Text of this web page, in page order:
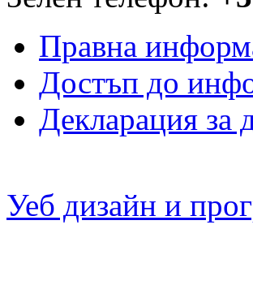
Правна
Достъп до
Декларация за
Уеб дизайн и